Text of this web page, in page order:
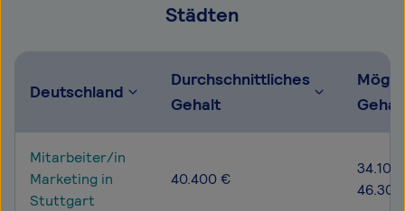
Städten
Deutschland
Durchschnittliches
Gehalt
Mitarbeiter/in
Marketing in
Stuttgart
40.400 €